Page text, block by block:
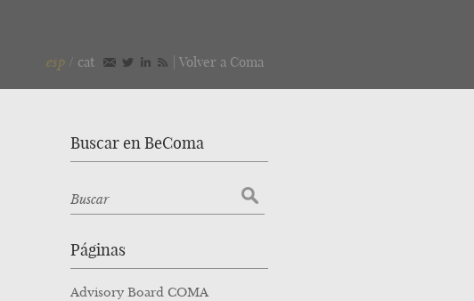
esp/ cat Volver a Coma
Buscar en BeComa
Páginas
Advisory Board COMA